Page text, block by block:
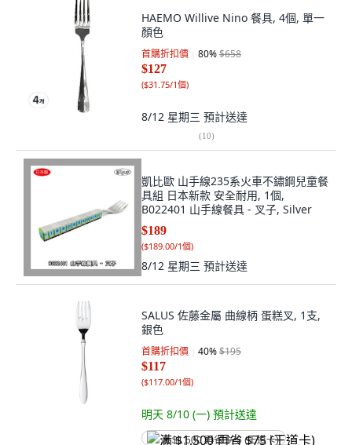
HAEMO Willive Nino 餐具, 4個, 單一
顏色
首購折扣價 80%$658
$127
($31.75/1個)
8/12 星期三 預計送達
(10)
凱比歐 山手線235系火車不鏽鋼兒童餐
具組 日本新款 安全耐用, 1個,
B022401 山手線餐具 - 叉子, Silver
$189
($189.00/1個)
8/12 星期三 預計送達
SALUS 佐藤金屬 曲線柄 蛋糕叉, 1支,
銀色
首購折扣價 40%$195
$117
($117.00/1個)
明天 8/10 (一) 預計送達
满 $1,500 再省 $75 (王道卡)